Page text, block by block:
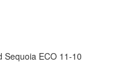
Sequoia ECO 11-10